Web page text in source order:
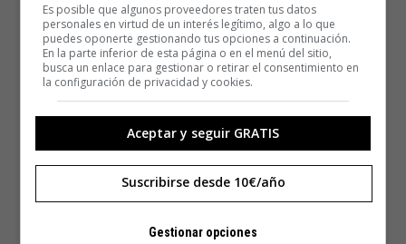
perfecta de los sueños de Buñuel.
Es posible que algunos proveedores traten tus datos
personales en virtud de un interés legítimo, algo a lo que
puedes oponerte gestionando tus opciones a continuación.
En la parte inferior de esta página o en el menú del sitio,
busca un enlace para gestionar o retirar el consentimiento en
la configuración de privacidad y cookies.
Aceptar y seguir GRATIS
Suscribirse desde 10€/año
Gestionar opciones